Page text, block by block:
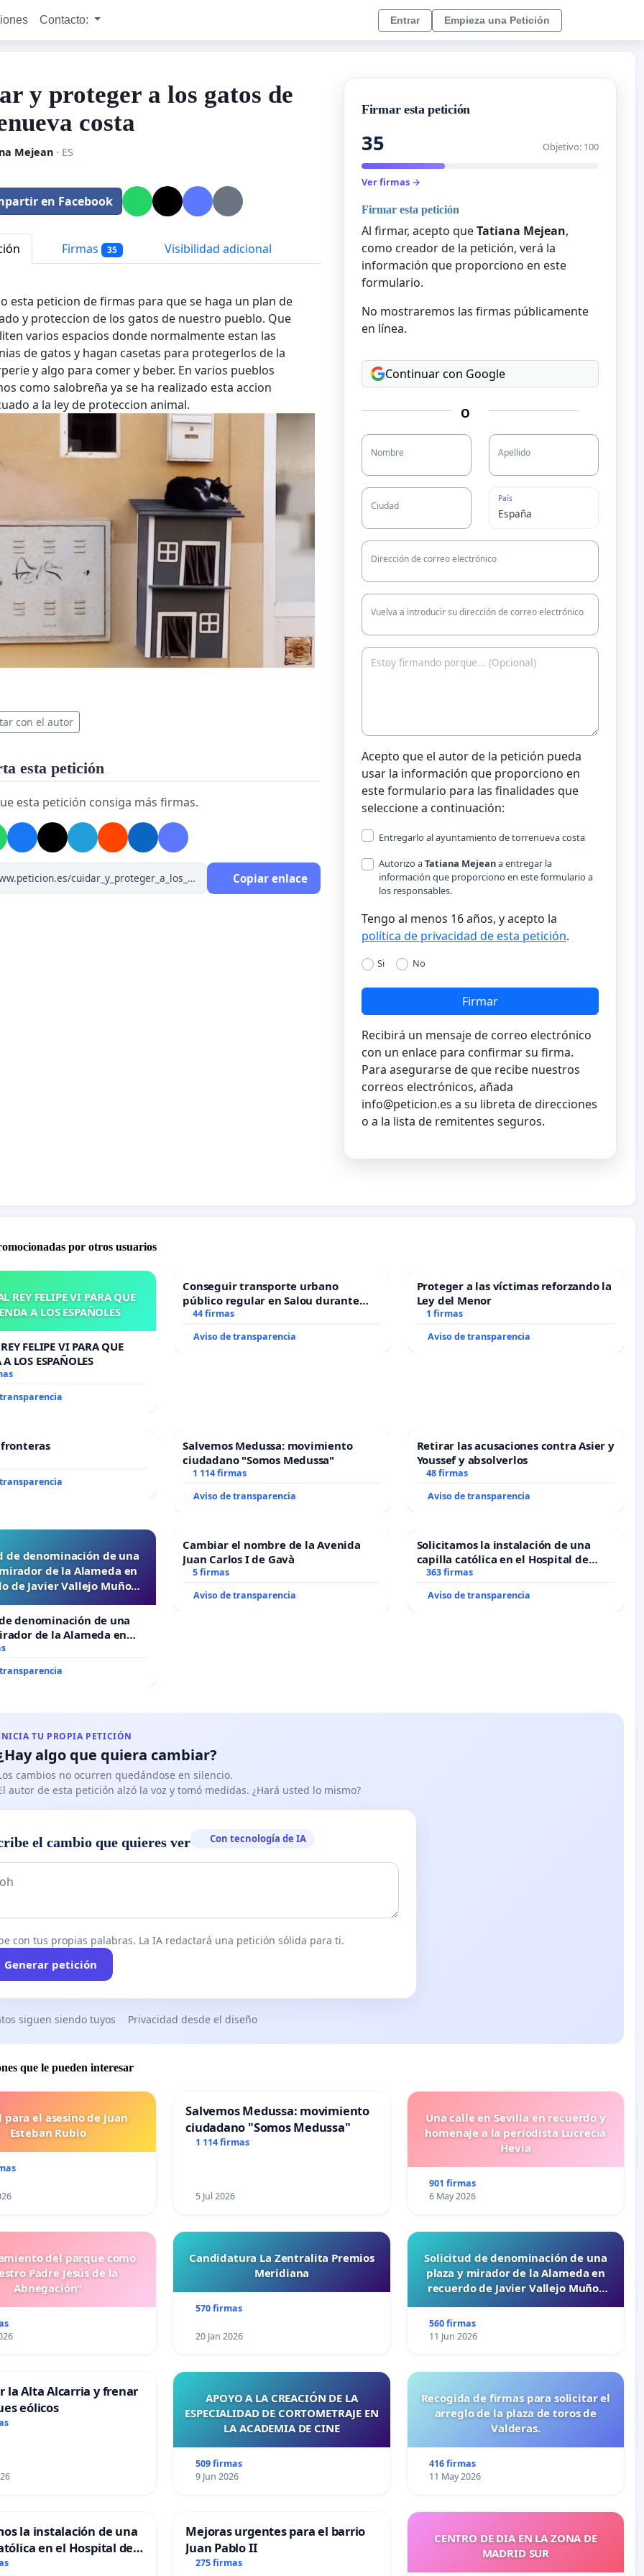
Contacto: Entrar Empieza una Petición
y proteger a los gatos de
costa
Mejean· ES
en Facebook
Firmas 35 Visibilidad adicional
esta peticion de firmas para que se haga un plan de
y proteccion de los gatos de nuestro pueblo. Que
varios espacios donde normalmente estan las
de gatos y hagan casetas para protegerlos de la
y algo para comer y beber. En varios pueblos
como salobreña ya se ha realizado esta accion
a la ley de proteccion animal.
con el autor
esta petición
esta petición consiga más firmas.
Copiar enlace
Firmar esta petición
35 Objetivo: 100
Ver firmas →
Firmar esta petición
Al firmar, acepto queTatiana Mejean,
como creador de la petición, verá la
información que proporciono en este
formulario.
No mostraremos las firmas públicamente
en línea.
Continuar con Google
O
Nombre Apellido
Ciudad
País
Dirección de correo electrónico
Vuelva a introducir su dirección de correo electrónico
Acepto que el autor de la petición pueda
usar la información que proporciono en
este formulario para las finalidades que
seleccione a continuación:
Entregarlo al ayuntamiento de torrenueva costa
Autorizo aTatiana Mejeana entregar la
información que proporciono en este formulario a
los responsables.
Tengo al menos 16 años, y acepto la
política de privacidad de esta petición.
Si No
Firmar
Recibirá un mensaje de correo electrónico
con un enlace para confirmar su firma.
Para asegurarse de que recibe nuestros
correos electrónicos, añada
info@peticion.es a su libreta de direcciones
o a la lista de remitentes seguros.
por otros usuarios
REY FELIPE VI PARA QUE
A LOS ESPAÑOLES
FELIPE VI PARA QUE
LOS ESPAÑOLES
Conseguir transporte urbano
público regular en Salou durante
todo el año
44 firmas
Aviso de transparencia
Proteger a las víctimas reforzando la
Ley del Menor
1 firmas
Aviso de transparencia
Salvemos Medussa: movimiento
ciudadano "Somos Medussa"
1 114 firmas
Aviso de transparencia
Retirar las acusaciones contra Asier y
Youssef y absolverlos
48 firmas
Aviso de transparencia
de denominación de una
de la Alameda en
de Javier Vallejo Muñoz
denominación de una
de la Alameda en
Javier Vallejo Muñoz
Cambiar el nombre de la Avenida
Juan Carlos I de Gavà
5 firmas
Aviso de transparencia
Solicitamos la instalación de una
capilla católica en el Hospital de
Alcañiz
363 firmas
Aviso de transparencia
TU PROPIA PETICIÓN
algo que quiera cambiar?
cambios no ocurren quedándose en silencio.
autor de esta petición alzó la voz y tomó medidas. ¿Hará usted lo mismo?
el cambio que quieres ver Con tecnología de IA
con tus propias palabras. La IA redactará una petición sólida para ti.
Generar petición
siguen siendo tuyos Privacidad desde el diseño
que le pueden interesar
para el asesino de Juan
Esteban Rubio
Salvemos Medussa: movimiento
ciudadano "Somos Medussa"
1 114 firmas
5 Jul 2026
Una calle en Sevilla en recuerdo y
homenaje a la periodista Lucrecia
Hevia
901 firmas
6 May 2026
del parque como
Padre Jesús de la
Abnegación"
Candidatura La Zentralita Premios
Meridiana
570 firmas
20 Jan 2026
Solicitud de denominación de una
plaza y mirador de la Alameda en
recuerdo de Javier Vallejo Muñoz
560 firmas
11 Jun 2026
la Alta Alcarria y frenar
eólicos
APOYO A LA CREACIÓN DE LA
ESPECIALIDAD DE CORTOMETRAJE EN
LA ACADEMIA DE CINE
509 firmas
9 Jun 2026
Recogida de firmas para solicitar el
arreglo de la plaza de toros de
Valderas.
416 firmas
11 May 2026
la instalación de una
en el Hospital de
Mejoras urgentes para el barrio
Juan Pablo II
275 firmas
CENTRO DE DIA EN LA ZONA DE
MADRID SUR